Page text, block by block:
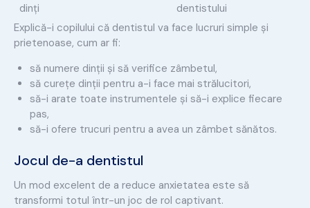
dinți
dentistului
Explică-i copilului că dentistul va face lucruri simple și
prietenoase, cum ar fi:
să numere dinții și să verifice zâmbetul,
să curețe dinții pentru a-i face mai strălucitori,
să-i arate toate instrumentele și să-i explice fiecare
pas,
să-i ofere trucuri pentru a avea un zâmbet sănătos.
Jocul de-a dentistul
Un mod excelent de a reduce anxietatea este să
transformi totul într-un joc de rol captivant.